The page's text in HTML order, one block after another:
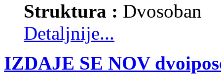
Struktura : Dvosoban
Detaljnije...
IZDAJE SE NOV